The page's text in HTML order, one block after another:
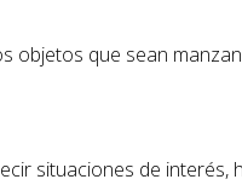
objetos que sean
situaciones de interés,